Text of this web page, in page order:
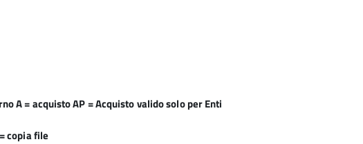
A = acquisto AP = Acquisto valido solo per Enti
copia file